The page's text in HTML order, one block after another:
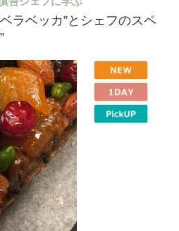
ラベッカ”とシェフのスペ